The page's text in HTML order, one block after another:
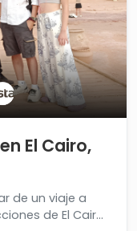
El Cairo,
de un viaje a
de El Cairo,